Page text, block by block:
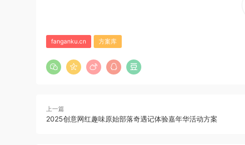
fanganku.cn 方案库
上一篇
2025创意网红趣味原始部落奇遇记体验嘉年华活动方案